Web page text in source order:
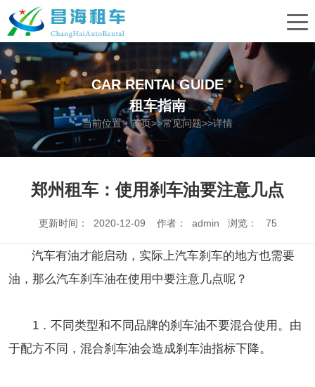
CAR RENTAI GUIDE
租车指南
当前位置：首页>>常见问题>>详情
郑州租车：使用刹车油要注意几点
更新时间： 2020-12-09 作者： admin 浏览： 75
汽车有油才能启动，实际上汽车刹车的地方也需要
油，那么汽车刹车油在使用中要注意几点呢？
1．不同类型和不同品牌的刹车油不要混合使用。由
于配方不同，混合刹车油会造成刹车油指标下降。